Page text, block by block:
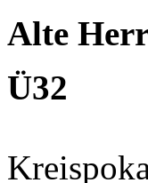
Alte
Ü32